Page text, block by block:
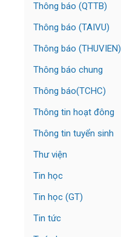
Thông báo (QTTB)
Thông báo (TAIVU)
Thông báo (THUVIEN)
Thông báo chung
Thông báo(TCHC)
Thông tin hoạt đông
Thông tin tuyển sinh
Thư viện
Tin học
Tin học (GT)
Tin tức